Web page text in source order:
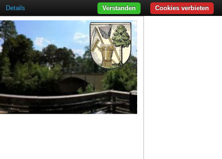
Details Cookies verbieten
Verstanden